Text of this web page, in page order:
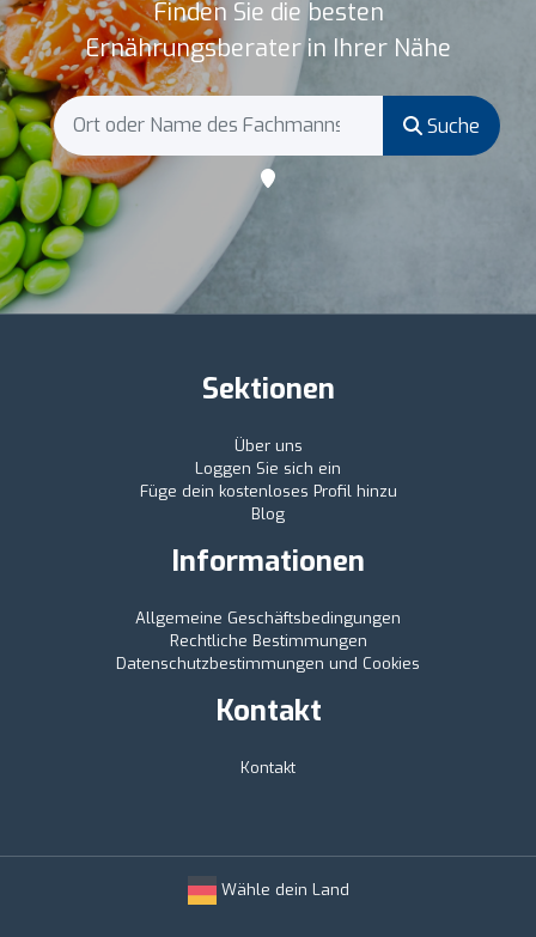
Finden Sie die besten
Ernährungsberater in Ihrer Nähe
Suche
Sektionen
Über uns
Loggen Sie sich ein
Füge dein kostenloses Profil hinzu
Blog
Informationen
Allgemeine Geschäftsbedingungen
Rechtliche Bestimmungen
Datenschutzbestimmungen und Cookies
Kontakt
Kontakt
Wähle dein Land